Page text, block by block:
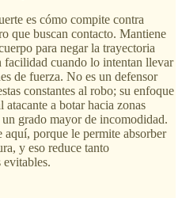
es cómo compite contra
que buscan contacto. Mantiene
para negar la trayectoria
facilidad cuando lo intentan llevar
de fuerza. No es un defensor
constantes al robo; su enfoque
atacante a botar hacia zonas
grado mayor de incomodidad.
aquí, porque le permite absorber
y eso reduce tanto
evitables.